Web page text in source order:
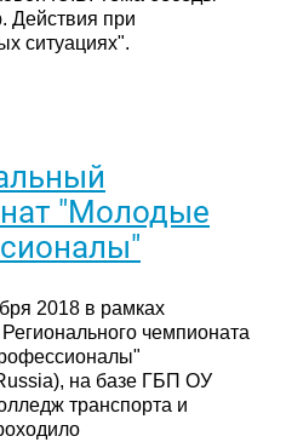
Действия при
ситуациях".
"Молодые
2018 в рамках
чемпионата
на базе ГБП ОУ
транспорта и